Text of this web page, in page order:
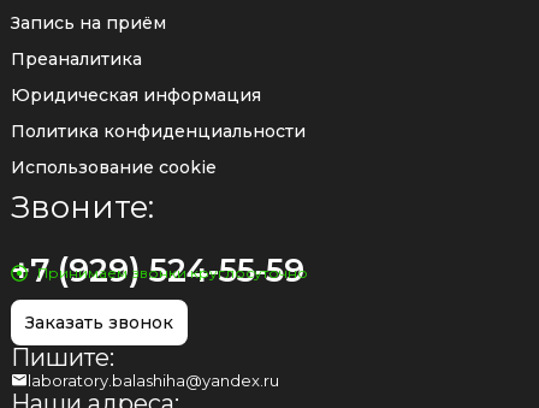
Запись на приём
Преаналитика
Юридическая информация
Политика конфиденциальности
Использование cookie
Звоните:
+7 (929) 524-55-59
Принимаем звонки круглосуточно
Заказать звонок
Пишите:
laboratory.balashiha@yandex.ru